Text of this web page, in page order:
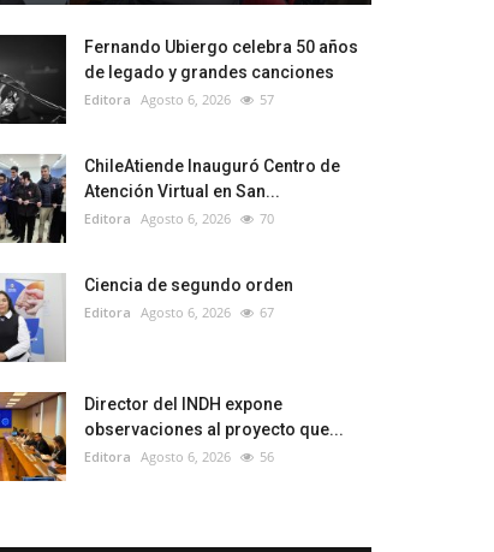
Fernando Ubiergo celebra 50 años
de legado y grandes canciones
Editora Agosto 6, 2026 57
ChileAtiende Inauguró Centro de
Atención Virtual en San...
Editora Agosto 6, 2026 70
Ciencia de segundo orden
Editora Agosto 6, 2026 67
Director del INDH expone
observaciones al proyecto que...
Editora Agosto 6, 2026 56